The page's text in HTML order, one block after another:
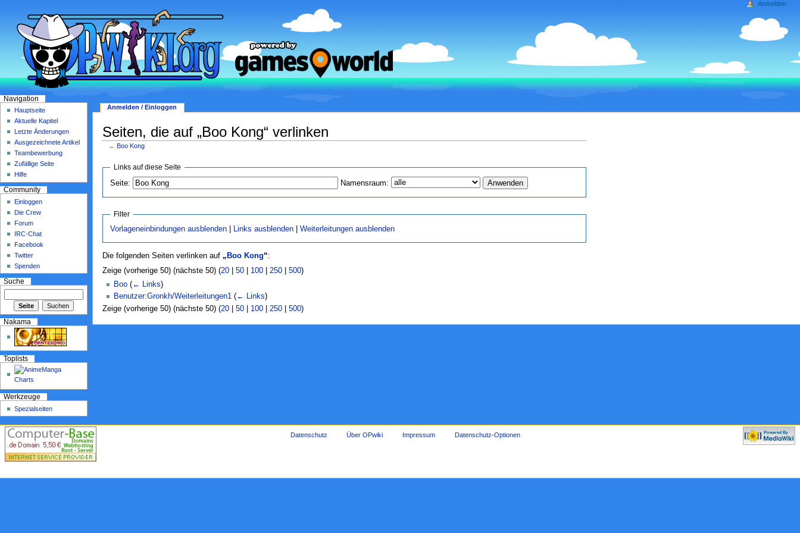
Seiten, die auf „Boo Kong“ verlinken
← Boo Kong
Links auf diese Seite
Seite:
Namensraum:
Filter
Vorlageneinbindungen ausblenden
Links ausblenden |Weiterleitungen ausblenden
Die folgenden Seiten verlinken auf „ Boo Kong“:
Zeige (vorherige 50) (nächste 50) (20| 50| 100| 250| 500)
Boo (← Links)
Benutzer:Gronkh/Weiterleitungen1 (← Links)
Zeige (vorherige 50) (nächste 50) (20| 50| 100| 250| 500)
Anmelden / Einloggen
Anmelden
Navigation
Hauptseite
Aktuelle Kapitel
Letzte Änderungen
Ausgezeichnete Artikel
Teambewerbung
Zufällige Seite
Hilfe
Community
Einloggen
Die Crew
Forum
IRC-Chat
Facebook
Twitter
Spenden
Suche
Nakama
Toplists
Werkzeuge
Spezialseiten
Datenschutz Über OPwiki Impressum Datenschutz-Optionen